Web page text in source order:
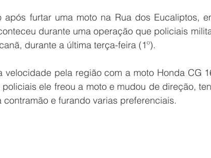
após furtar uma moto na Rua dos Eucaliptos,
durante uma operação que policiais
durante a última terça-feira (1º).
velocidade pela região com a moto Honda CG
ele freou a moto e mudou de direção,
e furando varias preferenciais.